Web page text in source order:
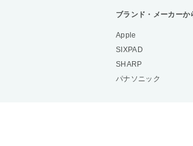
ブランド・メーカーか
Apple
SIXPAD
SHARP
パナソニック